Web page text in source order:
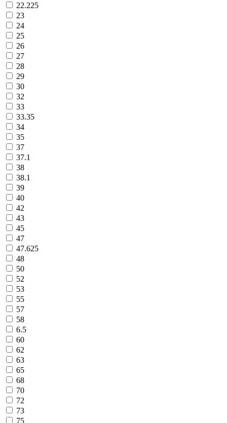
22.225
23
24
25
26
27
28
29
30
32
33
33.35
34
35
37
37.1
38
38.1
39
40
42
43
45
47
47.625
48
50
52
53
55
57
58
6.5
60
62
63
65
68
70
72
73
75